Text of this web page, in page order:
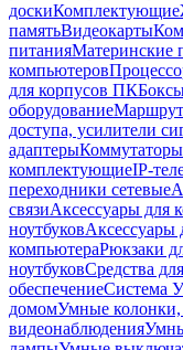
доскиКомплектующие
памятьВидеокарты
питанияМатеринские
компьютеров
для корпусов ПК
оборудование
доступа, усилители
адаптерыКоммутаторы
комплектующиеIP-
переходники сетевые
связиАксессуары для
ноутбуковАксессуары
компьютераРюкзаки
ноутбуковСредства
обеспечениеСистема
домомУмные колонки,
видеонаблюдения